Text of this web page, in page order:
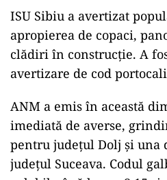
ISU Sibiu a avertizat
apropierea de copaci,
clădiri în construcție. A
avertizare de cod
ANM a emis în această
imediată de averse,
pentru județul Dolj și una
județul Suceava. Codul